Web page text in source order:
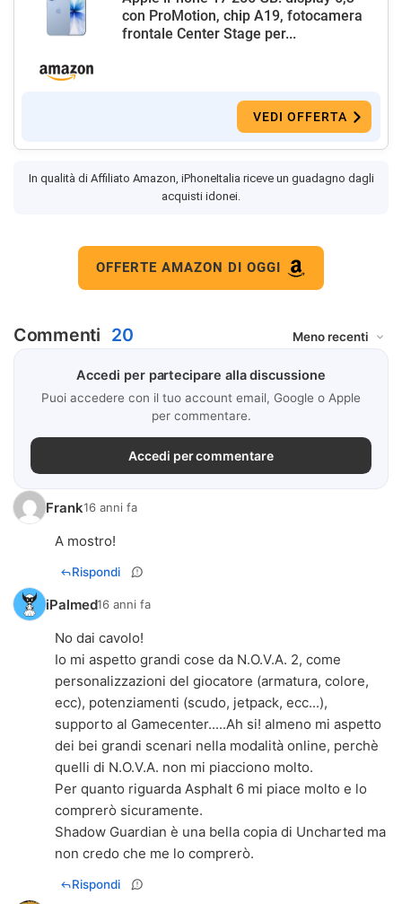
con ProMotion, chip A19, fotocamera
frontale Center Stage per...
VEDI OFFERTA
In qualità di Affiliato Amazon, iPhoneItalia riceve un guadagno dagli
acquisti idonei.
OFFERTE AMAZON DI OGGI
Commenti 20
Accedi per partecipare alla discussione
Puoi accedere con il tuo account email, Google o Apple
per commentare.
Accedi per commentare
Frank16 anni fa
A mostro!
Rispondi
iPalmed16 anni fa
No dai cavolo!
Io mi aspetto grandi cose da N.O.V.A. 2, come
personalizzazioni del giocatore (armatura, colore,
ecc), potenziamenti (scudo, jetpack, ecc...),
supporto al Gamecenter.....Ah si! almeno mi aspetto
dei bei grandi scenari nella modalità online, perchè
quelli di N.O.V.A. non mi piacciono molto.
Per quanto riguarda Asphalt 6 mi piace molto e lo
comprerò sicuramente.
Shadow Guardian è una bella copia di Uncharted ma
non credo che me lo comprerò.
Rispondi